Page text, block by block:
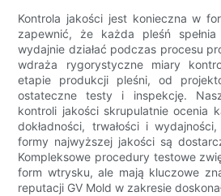
Kontrola jakości jest konieczna w
zapewnić, że każda pleśń
wydajnie działać podczas procesu
wdraża rygorystyczne miary
etapie produkcji pleśni, od
ostateczne testy i inspekcję.
kontroli jakości skrupulatnie ocenia
dokładności, trwałości i
formy najwyższej jakości są
Kompleksowe procedury testowe
form wtrysku, ale mają kluczowe
reputacji GV Mold w zakresie